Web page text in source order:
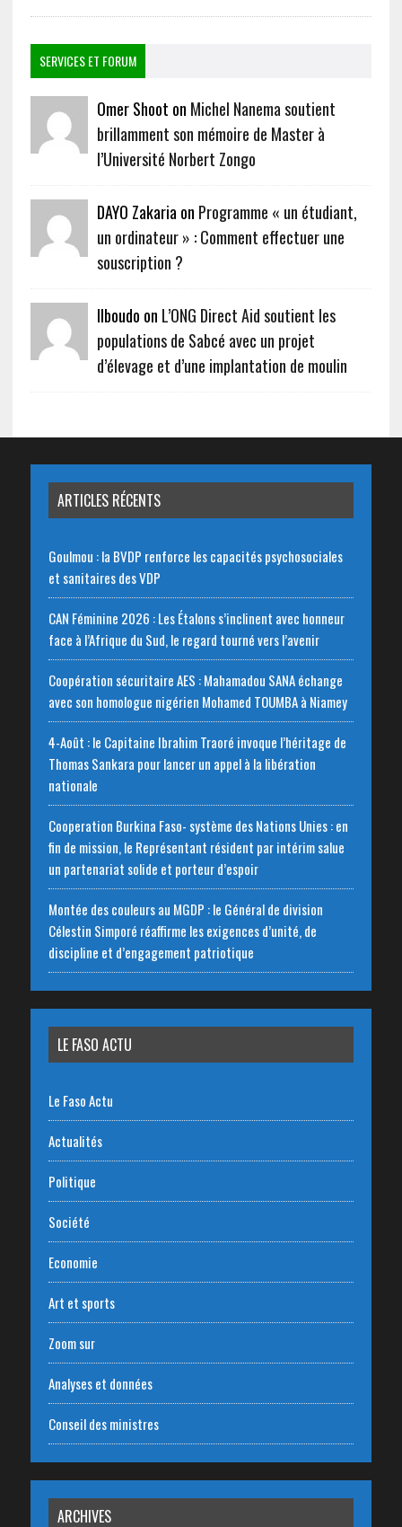
SERVICES ET FORUM
Omer Shoot on Michel Nanema soutient
brillamment son mémoire de Master à
l’Université Norbert Zongo
DAYO Zakaria on Programme « un étudiant,
un ordinateur » : Comment effectuer une
souscription ?
Ilboudo on L’ONG Direct Aid soutient les
populations de Sabcé avec un projet
d’élevage et d’une implantation de moulin
ARTICLES RÉCENTS
Goulmou : la BVDP renforce les capacités psychosociales
et sanitaires des VDP
CAN Féminine 2026 : Les Étalons s’inclinent avec honneur
face à l’Afrique du Sud, le regard tourné vers l’avenir
Coopération sécuritaire AES : Mahamadou SANA échange
avec son homologue nigérien Mohamed TOUMBA à Niamey
4-Août : le Capitaine Ibrahim Traoré invoque l’héritage de
Thomas Sankara pour lancer un appel à la libération
nationale
‎Cooperation Burkina Faso- système des Nations Unies : en
fin de mission, le Représentant résident par intérim salue
un partenariat solide et porteur d’espoir
Montée des couleurs au MGDP : le Général de division
Célestin Simporé réaffirme les exigences d’unité, de
discipline et d’engagement patriotique
LE FASO ACTU
Le Faso Actu
Actualités
Politique
Société
Economie
Art et sports
Zoom sur
Analyses et données
Conseil des ministres
ARCHIVES